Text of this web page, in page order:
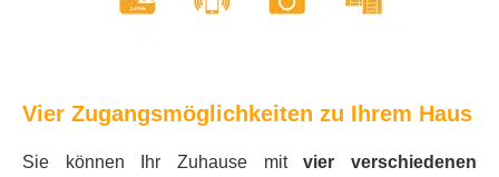
Vier Zugangsmöglichkeiten zu Ihrem Haus
Sie können Ihr Zuhause mitvier verschiedenen